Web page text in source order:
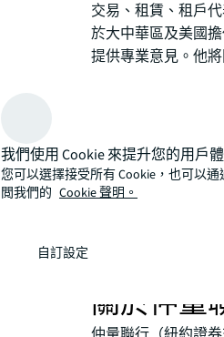
交易、租賃、租戶
於大中華區及美國
提供專業意見。他
仲量聯行亞太區行
是我們全球的主要
煥平及莫家文的優
市場推動新一頁的發
仲量聯行大中華行
年的領導下，在香
及客戶。曾煥平及
為地產行業的領導
您可能感
關於仲量
我們使用 Cookie 來提升您的用戶
您可以選擇接受所有 Cookie，也可以
閲我們的 Cookie 聲明。
自訂設定